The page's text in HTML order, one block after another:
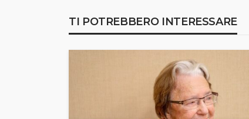
TI POTREBBERO INTERESSARE